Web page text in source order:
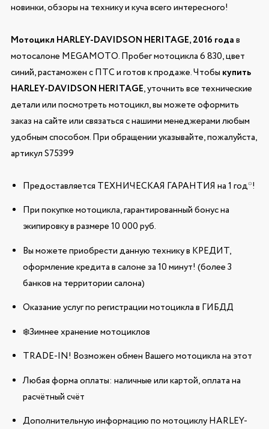
новинки, обзоры на технику и куча всего интересного!
Мотоцикл HARLEY-DAVIDSON HERITAGE, 2016 годав
мотосалоне MEGAMOTO. Пробег мотоцикла 6 830, цвет
синий, растаможен с ПТС и готов к продаже. Чтобы купить
HARLEY-DAVIDSON HERITAGE, уточнить все технические
детали или посмотреть мотоцикл, вы можете оформить
заказ на сайте или связаться с нашими менеджерами любым
удобным способом. При обращении указывайте, пожалуйста,
артикул S75399
Предоставляется ТЕХНИЧЕСКАЯ ГАРАНТИЯ на 1 год*!
При покупке мотоцикла, гарантированный бонус на
экипировку в размере 10 000 руб.
Вы можете приобрести данную технику в КРЕДИТ,
оформление кредита в салоне за 10 минут! (более 3
банков на территории салона)
Оказание услуг по регистрации мотоцикла в ГИБДД
❄️Зимнее хранение мотоциклов
TRADE-IN! Возможен обмен Вашего мотоцикла на этот
Любая форма оплаты: наличные или картой, оплата на
расчётный счёт
Дополнительную информацию по мотоциклу HARLEY-